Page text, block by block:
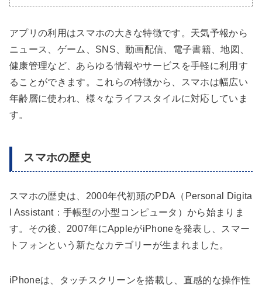
アプリの利用はスマホの大きな特徴です。天気予報から
ニュース、ゲーム、SNS、動画配信、電子書籍、地図、
健康管理など、あらゆる情報やサービスを手軽に利用す
ることができます。これらの特徴から、スマホは幅広い
年齢層に使われ、様々なライフスタイルに対応していま
す。
スマホの歴史
スマホの歴史は、2000年代初頭のPDA（Personal Digita
l Assistant：手帳型の小型コンピュータ）から始まりま
す。その後、2007年にAppleがiPhoneを発表し、スマー
トフォンという新たなカテゴリーが生まれました。
iPhoneは、タッチスクリーンを搭載し、直感的な操作性